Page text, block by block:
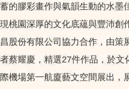
蓄的膠彩畫作與氣韻生動的水墨
現桃園深厚的文化底蘊與豐沛創
昌股份有限公司協力合作，由策
者蔡耀慶，精選27件作品，於文
際機場第一航廈藝文空間展出，